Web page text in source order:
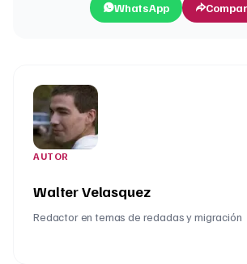
WhatsApp
AUTOR
Walter Velasquez
Redactor en temas de redadas y migración